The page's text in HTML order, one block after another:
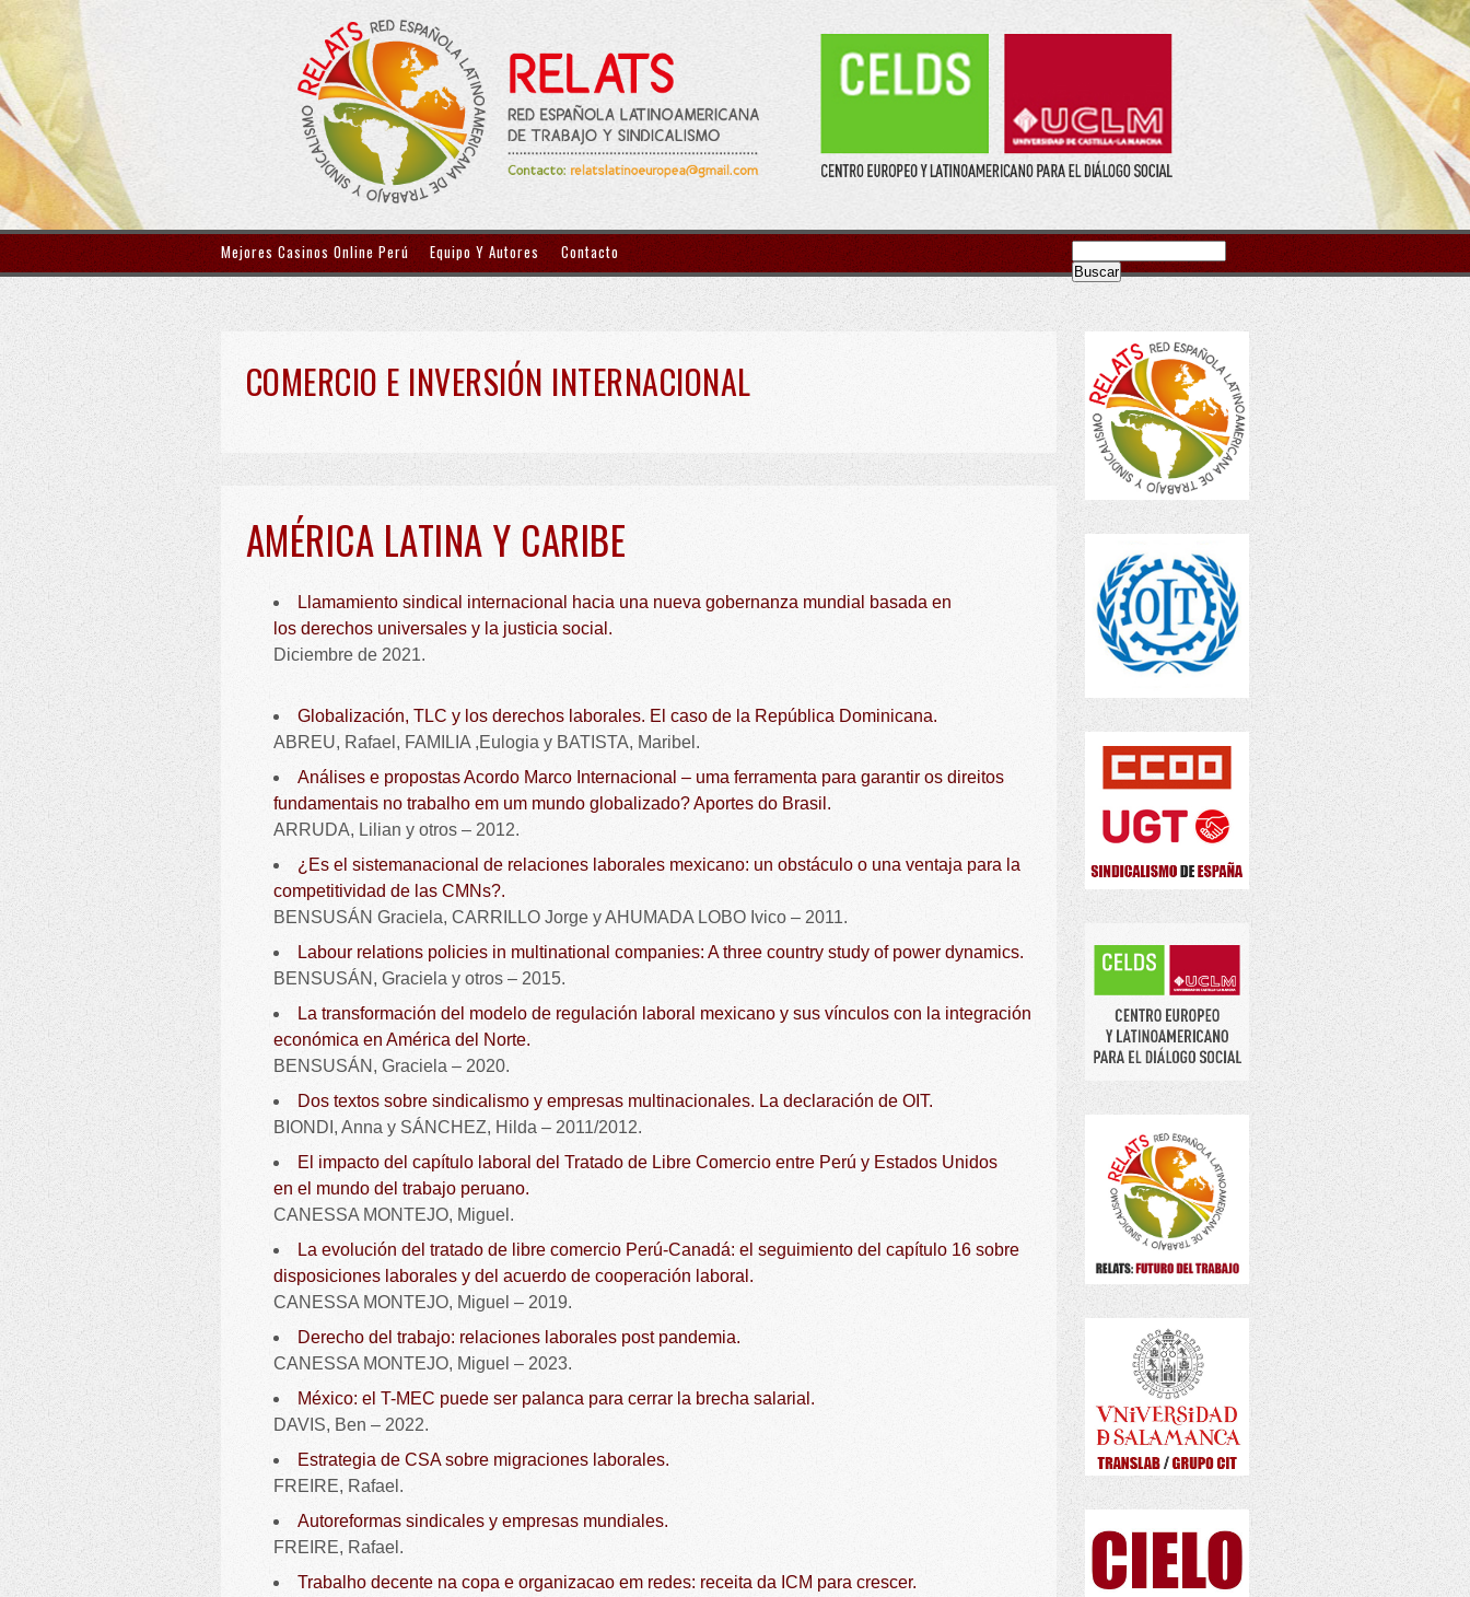
Mejores Casinos Online Perú Equipo Y Autores Contacto
COMERCIO E INVERSIÓN INTERNACIONAL
AMÉRICA LATINA Y CARIBE
Llamamiento sindical internacional hacia una nueva gobernanza mundial basada en
los derechos universales y la justicia social.
Diciembre de 2021.
Globalización, TLC y los derechos laborales. El caso de la República Dominicana.
ABREU, Rafael, FAMILIA ,Eulogia y BATISTA, Maribel.
Análises e propostas Acordo Marco Internacional – uma ferramenta para garantir os direitos
fundamentais no trabalho em um mundo globalizado? Aportes do Brasil.
ARRUDA, Lilian y otros – 2012.
¿Es el sistemanacional de relaciones laborales mexicano: un obstáculo o una ventaja para la
competitividad de las CMNs?.
BENSUSÁN Graciela, CARRILLO Jorge y AHUMADA LOBO Ivico – 2011.
Labour relations policies in multinational companies: A three country study of power dynamics.
BENSUSÁN, Graciela y otros – 2015.
La transformación del modelo de regulación laboral mexicano y sus vínculos con la integración
económica en América del Norte.
BENSUSÁN, Graciela – 2020.
Dos textos sobre sindicalismo y empresas multinacionales. La declaración de OIT.
BIONDI, Anna y SÁNCHEZ, Hilda – 2011/2012.
El impacto del capítulo laboral del Tratado de Libre Comercio entre Perú y Estados Unidos
en el mundo del trabajo peruano.
CANESSA MONTEJO, Miguel.
La evolución del tratado de libre comercio Perú-Canadá: el seguimiento del capítulo 16 sobre
disposiciones laborales y del acuerdo de cooperación laboral.
CANESSA MONTEJO, Miguel – 2019.
Derecho del trabajo: relaciones laborales post pandemia.
CANESSA MONTEJO, Miguel – 2023.
México: el T-MEC puede ser palanca para cerrar la brecha salarial.
DAVIS, Ben – 2022.
Estrategia de CSA sobre migraciones laborales.
FREIRE, Rafael.
Autoreformas sindicales y empresas mundiales.
FREIRE, Rafael.
Trabalho decente na copa e organizacao em redes: receita da ICM para crescer.